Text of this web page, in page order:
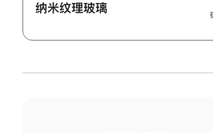
纳米纹理玻璃